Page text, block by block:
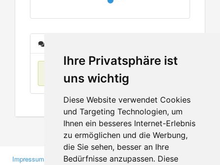
Ihre Privatsphäre ist
uns wichtig
Diese Website verwendet Cookies
und Targeting Technologien, um
Ihnen ein besseres Internet-Erlebnis
zu ermöglichen und die Werbung,
die Sie sehen, besser an Ihre
Bedürfnisse anzupassen. Diese
Keine Einträge
Impressum
Gewerbetreibende